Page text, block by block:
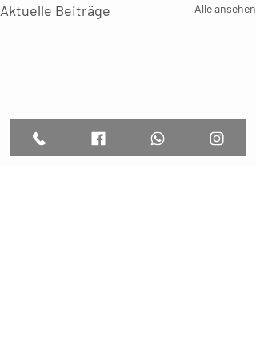
Aktuelle Beiträge Alle ansehen